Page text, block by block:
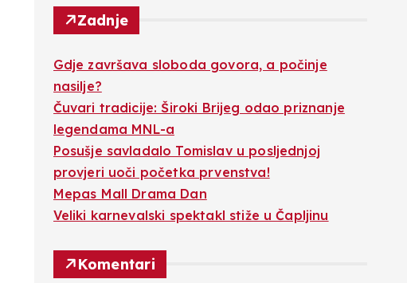
Zadnje
Gdje završava sloboda govora, a počinje
nasilje?
Čuvari tradicije: Široki Brijeg odao priznanje
legendama MNL-a
Posušje savladalo Tomislav u posljednjoj
provjeri uoči početka prvenstva!
Mepas Mall Drama Dan
Veliki karnevalski spektakl stiže u Čapljinu
Komentari